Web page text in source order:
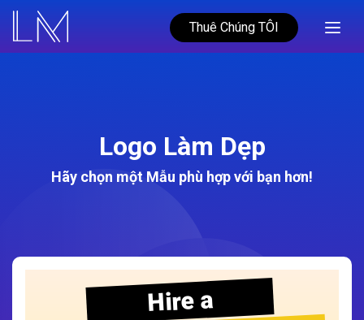
Thuê Chúng TÔI
Logo Làm Dẹp
Hãy chọn một Mẫu phù hợp với bạn hơn!
Hire a